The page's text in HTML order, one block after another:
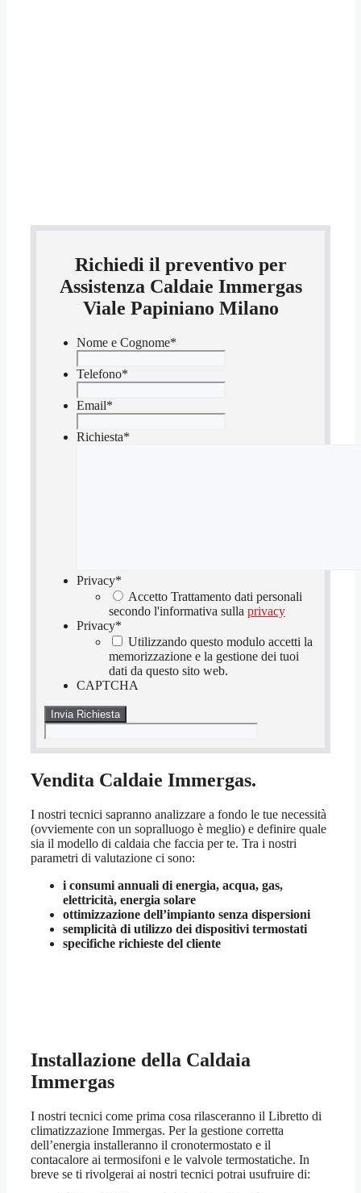
Richiedi il preventivo per
Assistenza Caldaie Immergas
Viale Papiniano Milano
Nome e Cognome*
Telefono*
Email*
Richiesta*
Privacy*
Accetto Trattamento dati personali
secondo l'informativa sulla privacy
Privacy*
Utilizzando questo modulo accetti la
memorizzazione e la gestione dei tuoi
dati da questo sito web.
CAPTCHA
Vendita Caldaie Immergas.
I nostri tecnici sapranno analizzare a fondo le tue necessità
(ovviemente con un sopralluogo è meglio) e definire quale
sia il modello di caldaia che faccia per te. Tra i nostri
parametri di valutazione ci sono:
i consumi annuali di energia, acqua, gas,
elettricità, energia solare
ottimizzazione dell’impianto senza dispersioni
semplicità di utilizzo dei dispositivi termostati
specifiche richieste del cliente
Installazione della Caldaia
Immergas
I nostri tecnici come prima cosa rilasceranno il Libretto di
climatizzazione Immergas. Per la gestione corretta
dell’energia installeranno il cronotermostato e il
contacalore ai termosifoni e le valvole termostatiche. In
breve se ti rivolgerai ai nostri tecnici potrai usufruire di: